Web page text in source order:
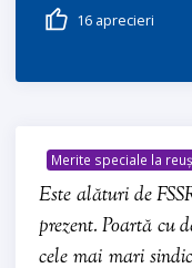
16aprecieri
Merite speciale la
Este alături de
prezent. Poartă cu
cele mai mari